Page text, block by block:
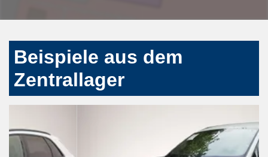
Beispiele aus dem
Zentrallager